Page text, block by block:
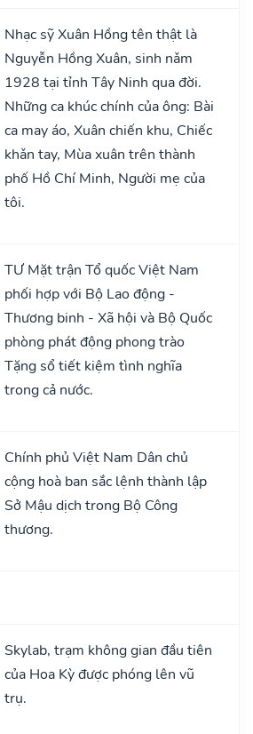
Nhạc sỹ Xuân Hồng tên thật là
Nguyễn Hồng Xuân, sinh nǎm
1928 tại tỉnh Tây Ninh qua đời.
Những ca khúc chính của ông: Bài
ca may áo, Xuân chiến khu, Chiếc
khǎn tay, Mùa xuân trên thành
phố Hồ Chí Minh, Người mẹ của
tôi.
TƯ Mặt trận Tổ quốc Việt Nam
phối hợp với Bộ Lao động -
Thương binh - Xã hội và Bộ Quốc
phòng phát động phong trào
Tặng sổ tiết kiệm tình nghĩa
trong cả nước.
Chính phủ Việt Nam Dân chủ
cộng hoà ban sắc lệnh thành lập
Sở Mậu dịch trong Bộ Công
thương.
Skylab, trạm không gian đầu tiên
của Hoa Kỳ được phóng lên vũ
trụ.